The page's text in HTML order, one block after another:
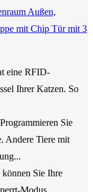
Außen,
mit Chip Tür mit 3
eine RFID-
Ihrer Katzen. So
Sie
Andere Tiere mit
Sie Ihre